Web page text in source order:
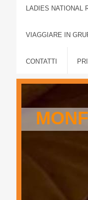
LADIES NATIONAL
VIAGGIARE IN
CONTATTI